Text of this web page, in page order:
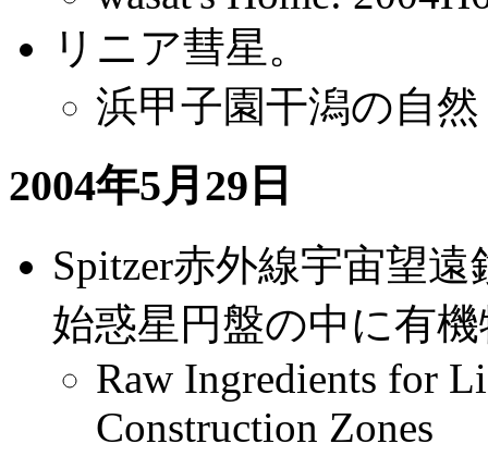
リニア彗星。
浜甲子園干潟の自然
2004年5月29日
Spitzer赤外線宇宙望
始惑星円盤の中に有
Raw Ingredients for
Construction Zones